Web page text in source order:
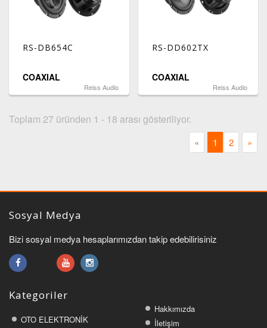
RS-DB654C
COAXIAL
Reiss Audio
RS-DD602TX
COAXIAL
Reiss Audio
Toplam 27 üründen 1 - 18 arası gösteriliyor.
« 1 2 »
Sosyal Medya
Bizi sosyal medya hesaplarımızdan takip edebilirisiniz
Kategoriler
OTO ELEKTRONİK
Hakkımızda
İletişim